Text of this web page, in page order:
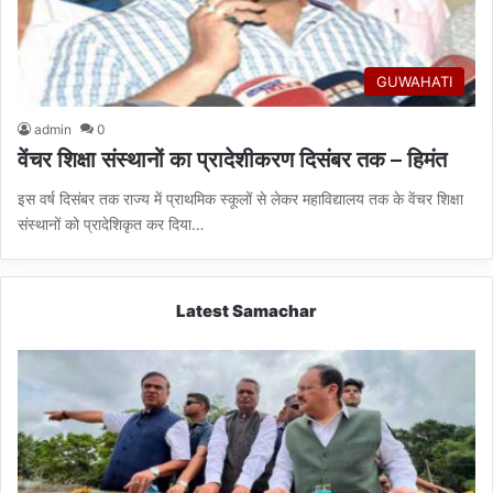
GUWAHATI
admin 0
वेंचर शिक्षा संस्थानों का प्रादेशीकरण दिसंबर तक – हिमंत
इस वर्ष दिसंबर तक राज्य में प्राथमिक स्कूलों से लेकर महाविद्यालय तक के वेंचर शिक्षा
संस्थानों को प्रादेशिकृत कर दिया…
Latest Samachar